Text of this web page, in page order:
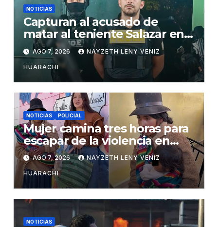
NOTICIAS
Capturan al acusado de
matar al teniente Salazar en
San Matías
AGO 7, 2026 NAYZETH LENY VENIZ
HUARACHI
NOTICIAS POLICIAL
Mujer camina tres horas para
escapar de la violencia en
Potosí
AGO 7, 2026 NAYZETH LENY VENIZ
HUARACHI
NOTICIAS